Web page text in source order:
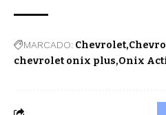
MARCADO: Chevrolet
chevrolet onix plus Onix